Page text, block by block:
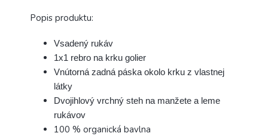
Popis produktu:
Vsadený rukáv
1x1 rebro na krku golier
Vnútorná zadná páska okolo krku z vlastnej
látky
Dvojihlový vrchný steh na manžete a leme
rukávov
100 % organická bavlna